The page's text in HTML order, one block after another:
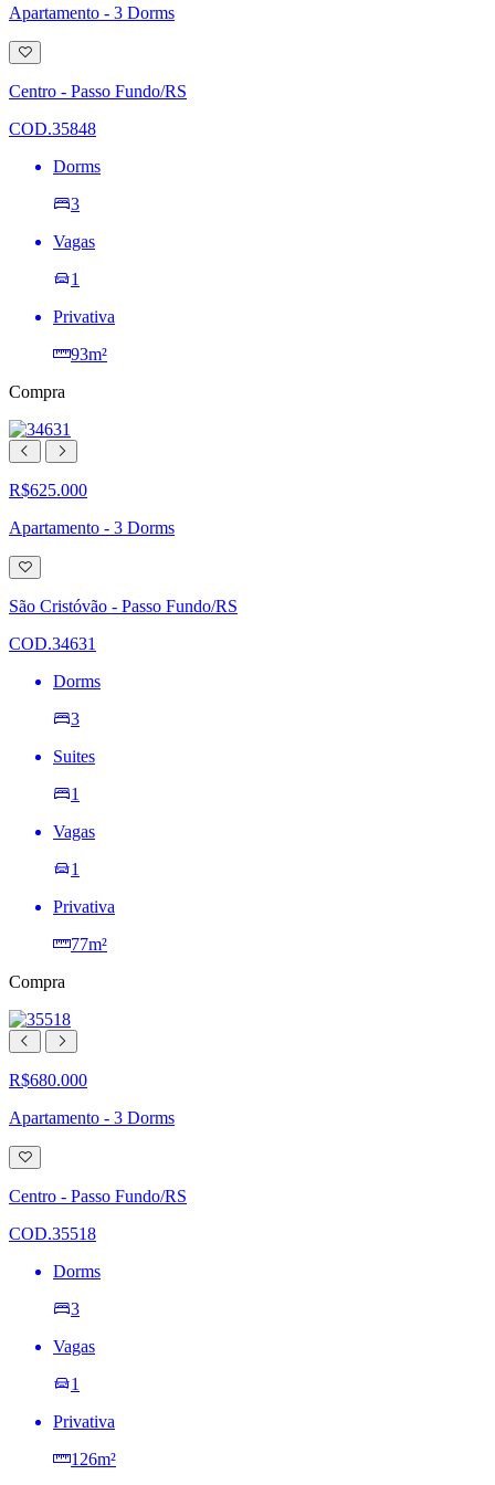
Apartamento - 3 Dorms
Adicionar
à
lista
de
Centro - Passo Fundo/RS
COD.35848
Dorms
3
Vagas
1
Privativa
93m²
Compra
R$625.000
Apartamento - 3 Dorms
Adicionar
à
lista
de
São Cristóvão - Passo Fundo/RS
COD.34631
Dorms
3
Suites
1
Vagas
1
Privativa
77m²
Compra
R$680.000
Apartamento - 3 Dorms
Adicionar
à
lista
de
Centro - Passo Fundo/RS
COD.35518
Dorms
3
Vagas
1
Privativa
126m²